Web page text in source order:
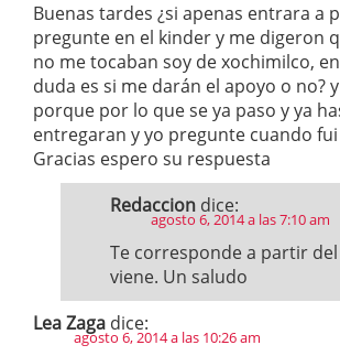
Buenas tardes ¿si apenas entrara a
pregunte en el kinder y me digeron
no me tocaban soy de xochimilco,
duda es si me darán el apoyo o no?
porque por lo que se ya paso y ya
entregaran y yo pregunte cuando
Gracias espero su respuesta
Redaccion dice:
agosto 6, 2014 a las 7:10 am
Te corresponde a partir
viene. Un saludo
Lea Zaga dice:
agosto 6, 2014 a las 10:26 am